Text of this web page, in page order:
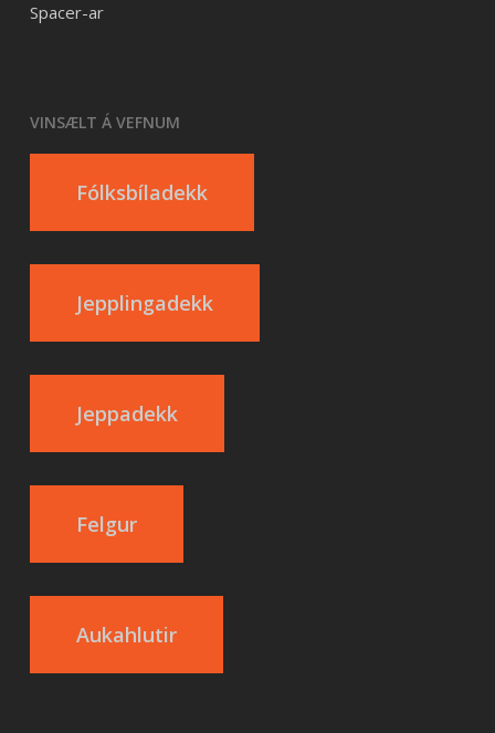
Spacer-ar
VINSÆLT Á VEFNUM
Fólksbíladekk
Jepplingadekk
Jeppadekk
Felgur
Aukahlutir